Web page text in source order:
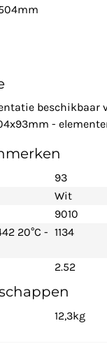
beschikbaar
-
93
Wit
9010
20°C - 1134
2.52
12,3kg